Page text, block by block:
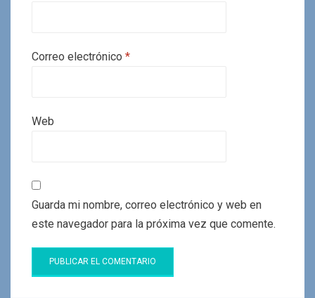
Correo electrónico *
Web
Guarda mi nombre, correo electrónico y web en
este navegador para la próxima vez que comente.